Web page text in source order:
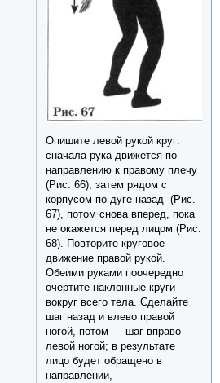
Опишите левой рукой круг:
сначала рука движется по
направлению к правому плечу
(Рис. 66), затем рядом с
корпусом по дуге назад (Рис.
67), потом снова вперед, пока
не окажется перед лицом (Рис.
68). Повторите круговое
движение правой рукой.
Обеими руками поочередно
очертите наклонные круги
вокруг всего тела. Сделайте
шаг назад и влево правой
ногой, потом — шаг вправо
левой ногой; в результате
лицо будет обращено в
направлении,